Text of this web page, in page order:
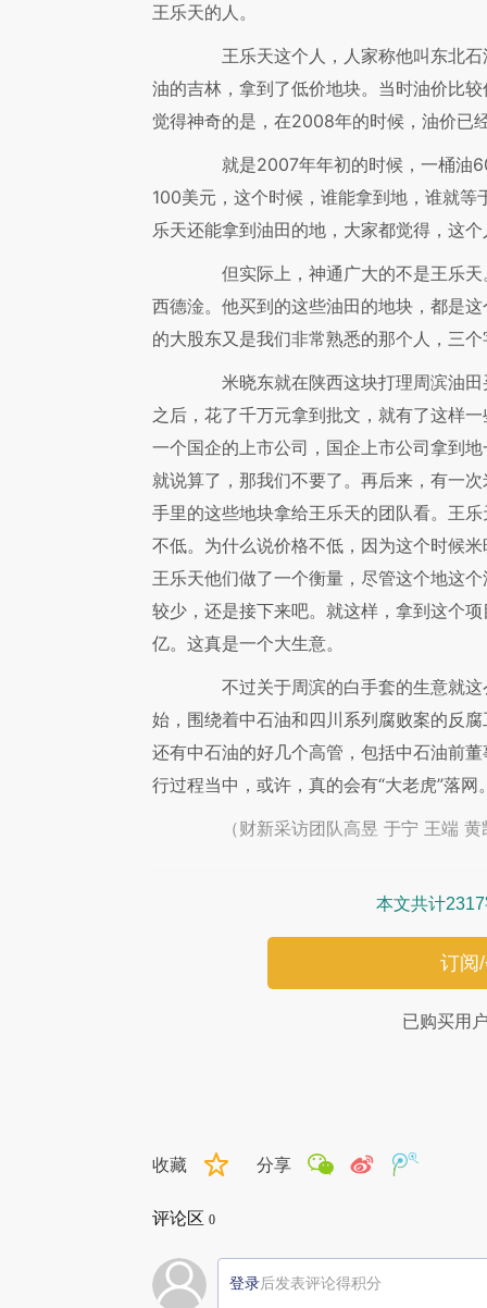
王乐天的人。
王乐天这个人，人家称他叫东北石
油的吉林，拿到了低价地块。当时油价比
觉得神奇的是，在2008年的时候，油价已
就是2007年年初的时候，一桶油
100美元，这个时候，谁能拿到地，谁就
乐天还能拿到油田的地，大家都觉得，这
但实际上，神通广大的不是王乐天
西德淦。他买到的这些油田的地块，都是
的大股东又是我们非常熟悉的那个人，三
米晓东就在陕西这块打理周滨油田
之后，花了千万元拿到批文，就有了这样
一个国企的上市公司，国企上市公司拿到
就说算了，那我们不要了。再后来，有一
手里的这些地块拿给王乐天的团队看。王
不低。为什么说价格不低，因为这个时候
王乐天他们做了一个衡量，尽管这个地这
较少，还是接下来吧。就这样，拿到这个
亿。这真是一个大生意。
不过关于周滨的白手套的生意就这
始，围绕着中石油和四川系列腐败案的反
还有中石油的好几个高管，包括中石油前
行过程当中，或许，真的会有“大老虎”落网
（财新采访团队高昱 于宁 王端 黄
本文共计
订阅
已购买用
收藏 分享
评论区 0
登录后发表评论得积分